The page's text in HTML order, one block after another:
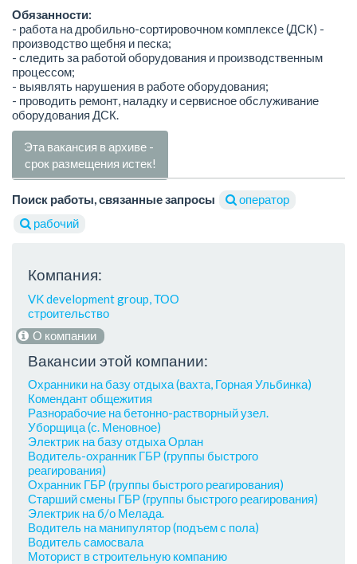
Обязанности:
- работа на дробильно-сортировочном комплексе (ДСК) -
производство щебня и песка;
- следить за работой оборудования и производственным
процессом;
- выявлять нарушения в работе оборудования;
- проводить ремонт, наладку и сервисное обслуживание
оборудования ДСК.
Эта вакансия в архиве -
срок размещения истек!
Поиск работы, связанные запросы
оператор
рабочий
Компания:
VK development group, ТОО
строительство
О компании
Вакансии этой компании:
Охранники на базу отдыха (вахта, Горная Ульбинка)
Комендант общежития
Разнорабочие на бетонно-растворный узел.
Уборщица (с. Меновное)
Электрик на базу отдыха Орлан
Водитель-охранник ГБР (группы быстрого
реагирования)
Охранник ГБР (группы быстрого реагирования)
Старший смены ГБР (группы быстрого реагирования)
Электрик на б/о Мелада.
Водитель на манипулятор (подъем с пола)
Водитель самосвала
Моторист в строительную компанию